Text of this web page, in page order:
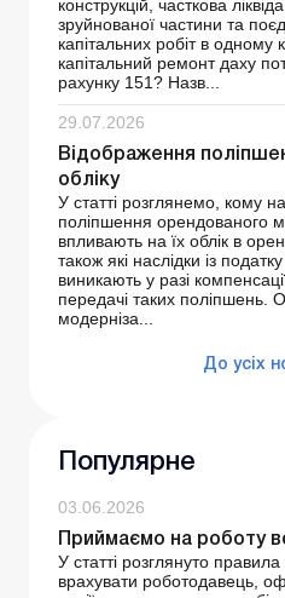
конструкцій, часткова
зруйнованої частини та
капітальних робіт в одному
капітальний ремонт даху
рахунку 151? Назв...
29.07.2026
Відображення
обліку
У статті розглянемо, кому
поліпшення орендованого
впливають на їх облік в
також які наслідки із
виникають у разі
передачі таких поліпшень.
модерніза...
До усіх
Популярне
03.06.2026
Приймаємо на роботу
У статті розглянуто
врахувати роботодавець,